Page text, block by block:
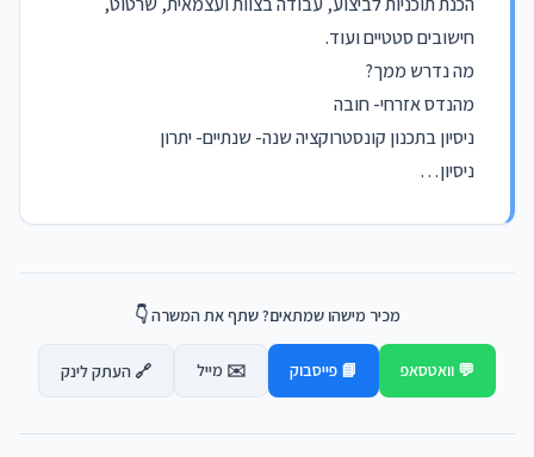
חישובים סטטיים ועוד.
מה נדרש ממך?
מהנדס אזרחי- חובה
ניסיון בתכנון קונסטרוקציה שנה- שנתיים- יתרון
ניסיון…
מכיר מישהו שמתאים? שתף את המשרה 👇
💬 וואטסאפ 📘 פייסבוק ✉️ מייל 🔗 העתק לינק